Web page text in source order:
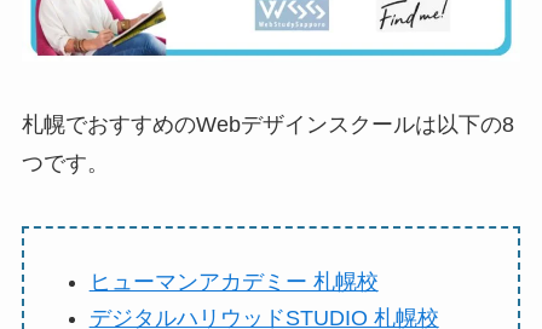
札幌でおすすめのWebデザインスクールは以下の8
つです。
ヒューマンアカデミー 札幌校
デジタルハリウッドSTUDIO 札幌校